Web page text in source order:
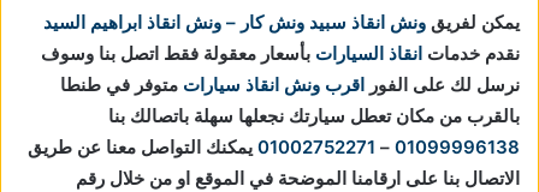
يمكن لفريق ونش انقاذ سبيد ونش كار – ونش انقاذ ابراهيم السيد
نقدم خدمات انقاذ السيارات بأسعار معقولة فقط اتصل بنا وسوف
نرسل لك على الفور
اقرب ونش انقاذ سيارات متوفر في طنطا
بالقرب من مكان تعطل سيارتك نجعلها سهلة باتصالك بنا
01099996138
–
01002752271 يمكنك التواصل معنا عن طريق
الاتصال بنا على ارقامنا الموضحة في الموقع او من خلال رقم